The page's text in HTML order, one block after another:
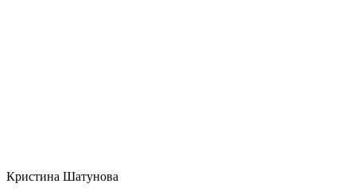
Кристина Шатунова